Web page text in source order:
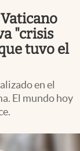
"crisis
tuvo el
en el
El mundo hoy